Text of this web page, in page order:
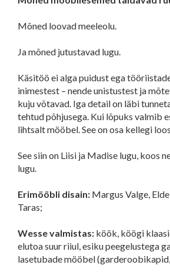
Mõned loovad meeleolu.
Ja mõned jutustavad lugu.
Käsitöö ei alga puidust ega
inimestest – nende unistustest ja
kuju võtavad. Iga detail on läbi
tehtud põhjusega. Kui lõpuks valmib
lihtsalt mööbel. See on osa kellegi
See siin on Liisi ja Madise lugu, koos
lugu.
Erimööbli disain: Margus Valge,
Taras;
Wesse valmistas: köök, köögi
elutoa suur riiul, esiku peegelustega
lasetubade mööbel